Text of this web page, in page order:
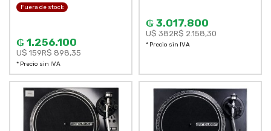
Fuera de stock
₲ 1.256.100
U$ 159R$ 898,35
* Precio sin IVA
₲ 3.017.800
U$ 382R$ 2.158,30
* Precio sin IVA